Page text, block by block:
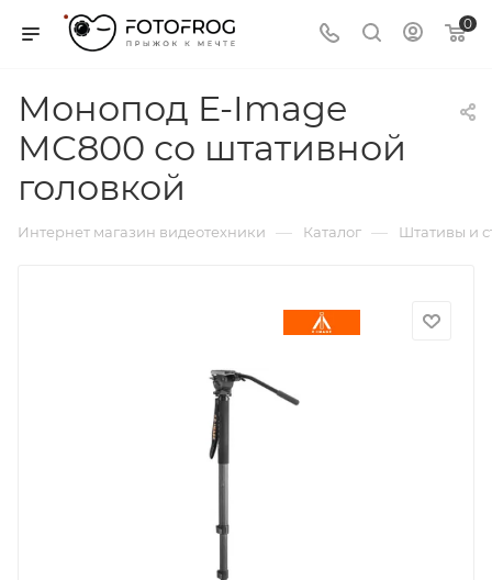
0
Монопод E-Image
MC800 со штативной
головкой
Интернет магазин видеотехники — Каталог — Штативы и